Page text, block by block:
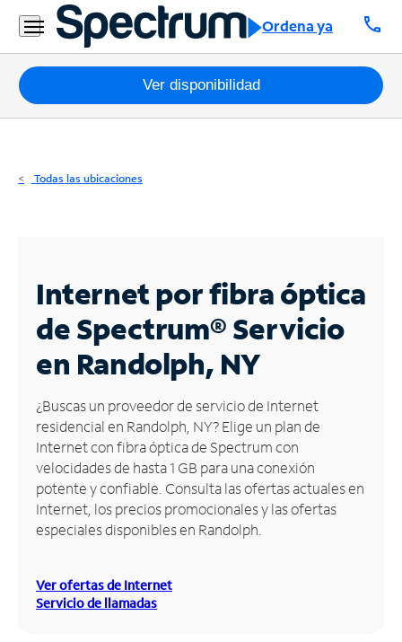
Ordena ya call
Residencial
Business
Paquetes
Internet
Business
Contáctanos
Inglés
Administrar
cuenta
Encuentra
una
tienda
Ver disponibilidad
Todas las ubicaciones
Internet por fibra óptica
de Spectrum®Servicio
en Randolph, NY
¿Buscas un proveedor de servicio de Internet
residencial en Randolph, NY? Elige un plan de
Internet con fibra óptica de Spectrum con
velocidades de hasta 1 GB para una conexión
potente y confiable. Consulta las ofertas actuales en
Internet, los precios promocionales y las ofertas
especiales disponibles en Randolph.
Ver ofertas de Internet
Servicio de llamadas